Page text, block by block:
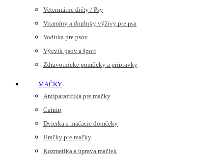
Veterinárne diéty / Psy
Vitamíny a doplnky výživy pre psa
Vodítka pre psov
Výcvik psov a šport
Zdravotnícke pomôcky a prípravky
MAČKY
Antiparazitiká pre mačky
Catnip
Dvierka a mačacie domčeky
Hračky pre mačky
Kozmetika a úprava mačiek